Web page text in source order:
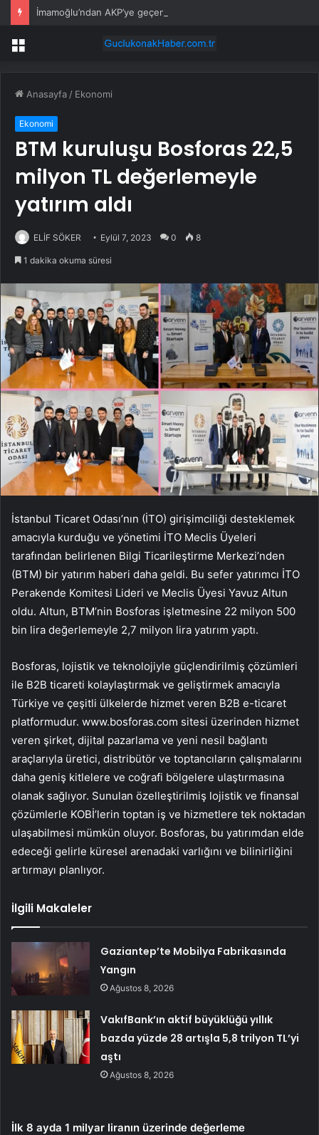
İmamoğlu’ndan AKP’ye geçen belediye başkanlarına tepki
Menü
Anasayfa / Ekonomi
Ekonomi
BTM kuruluşu Bosforas 22,5
milyon TL değerlemeyle
yatırım aldı
ELİF SÖKER Eylül 7, 2023 0 8
1 dakika okuma süresi
İstanbul Ticaret Odası’nın (İTO) girişimciliği desteklemek
amacıyla kurduğu ve yönetimi İTO Meclis Üyeleri
tarafından belirlenen Bilgi Ticarileştirme Merkezi’nden
(BTM) bir yatırım haberi daha geldi. Bu sefer yatırımcı İTO
Perakende Komitesi Lideri ve Meclis Üyesi Yavuz Altun
oldu. Altun, BTM’nin Bosforas işletmesine 22 milyon 500
bin lira değerlemeyle 2,7 milyon lira yatırım yaptı.
Bosforas, lojistik ve teknolojiyle güçlendirilmiş çözümleri
ile B2B ticareti kolaylaştırmak ve geliştirmek amacıyla
Türkiye ve çeşitli ülkelerde hizmet veren B2B e-ticaret
platformudur. www.bosforas.com sitesi üzerinden hizmet
veren şirket, dijital pazarlama ve yeni nesil bağlantı
araçlarıyla üretici, distribütör ve toptancıların çalışmalarını
daha geniş kitlelere ve coğrafi bölgelere ulaştırmasına
olanak sağlıyor. Sunulan özelleştirilmiş lojistik ve finansal
çözümlerle KOBİ’lerin toptan iş ve hizmetlere tek noktadan
ulaşabilmesi mümkün oluyor. Bosforas, bu yatırımdan elde
edeceği gelirle küresel arenadaki varlığını ve bilinirliğini
artırmayı planlıyor.
İlgili Makaleler
Gaziantep’te Mobilya Fabrikasında
Yangın
Ağustos 8, 2026
VakıfBank’ın aktif büyüklüğü yıllık
bazda yüzde 28 artışla 5,8 trilyon TL’yi
aştı
Ağustos 8, 2026
İlk 8 ayda 1 milyar liranın üzerinde değerleme